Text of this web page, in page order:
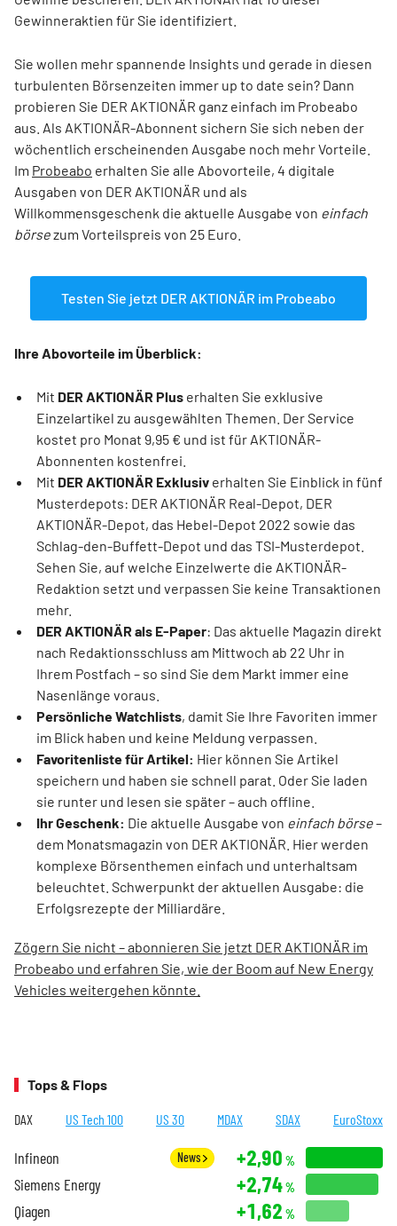
Gewinneraktien für Sie identifiziert.
Sie wollen mehr spannende Insights und gerade in diesen
turbulenten Börsenzeiten immer up to date sein? Dann
probieren Sie DER AKTIONÄR ganz einfach im Probeabo
aus. Als AKTIONÄR-Abonnent sichern Sie sich neben der
wöchentlich erscheinenden Ausgabe noch mehr Vorteile.
Im Probeabo erhalten Sie alle Abovorteile, 4 digitale
Ausgaben von DER AKTIONÄR und als
Willkommensgeschenk die aktuelle Ausgabe von einfach
börsezum Vorteilspreis von 25 Euro.
Testen Sie jetzt DER AKTIONÄR im Probeabo
Ihre Abovorteile im Überblick:
Mit DER AKTIONÄR Plus erhalten Sie exklusive
Einzelartikel zu ausgewählten Themen. Der Service
kostet pro Monat 9,95 € und ist für AKTIONÄR-
Abonnenten kostenfrei.
Mit DER AKTIONÄR Exklusiv erhalten Sie Einblick in fünf
Musterdepots: DER AKTIONÄR Real-Depot, DER
AKTIONÄR-Depot, das Hebel-Depot 2022 sowie das
Schlag-den-Buffett-Depot und das TSI-Musterdepot.
Sehen Sie, auf welche Einzelwerte die AKTIONÄR-
Redaktion setzt und verpassen Sie keine Transaktionen
mehr.
DER AKTIONÄR als E-Paper: Das aktuelle Magazin direkt
nach Redaktionsschluss am Mittwoch ab 22 Uhr in
Ihrem Postfach – so sind Sie dem Markt immer eine
Nasenlänge voraus.
Persönliche Watchlists, damit Sie Ihre Favoriten immer
im Blick haben und keine Meldung verpassen.
Favoritenliste für Artikel: Hier können Sie Artikel
speichern und haben sie schnell parat. Oder Sie laden
sie runter und lesen sie später – auch offline.
Ihr Geschenk: Die aktuelle Ausgabe von einfach börse–
dem Monatsmagazin von DER AKTIONÄR. Hier werden
komplexe Börsenthemen einfach und unterhaltsam
beleuchtet. Schwerpunkt der aktuellen Ausgabe: die
Erfolgsrezepte der Milliardäre.
Zögern Sie nicht – abonnieren Sie jetzt DER AKTIONÄR im
Probeabo und erfahren Sie, wie der Boom auf New Energy
Vehicles weitergehen könnte.
Tops & Flops
DAX US Tech 100 US 30 MDAX SDAX EuroStoxx
Infineon News +2,90 %
Siemens Energy +2,74%
Qiagen +1,62 %